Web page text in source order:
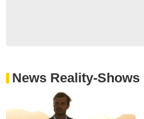
News Reality-Shows